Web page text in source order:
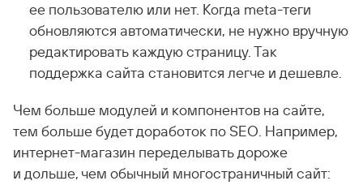
ее пользователю или нет. Когда meta-теги
обновляются автоматически, не нужно вручную
редактировать каждую страницу. Так
поддержка сайта становится легче и дешевле.
Чем больше модулей и компонентов на сайте,
тем больше будет доработок по SEO. Например,
интернет-магазин переделывать дороже
и дольше, чем обычный многостраничный сайт: